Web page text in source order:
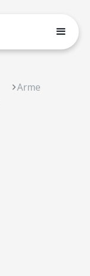
Arme